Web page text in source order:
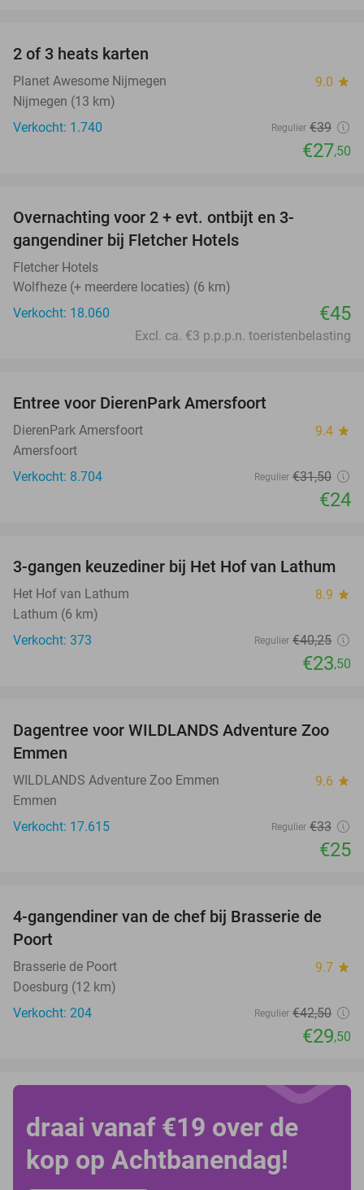
2 of 3 heats karten
Planet Awesome Nijmegen 9.0 star
Nijmegen (13 km)
Verkocht: 1.740
Regulier €39
€27,50
Overnachting voor 2 + evt. ontbijt en 3-
gangendiner bij Fletcher Hotels
Fletcher Hotels
Wolfheze (+ meerdere locaties) (6 km)
Verkocht: 18.060
€45
Excl. ca. €3 p.p.p.n. toeristenbelasting
Entree voor DierenPark Amersfoort
DierenPark Amersfoort 9.4 star
Amersfoort
Verkocht: 8.704
Regulier €31,50
€24
42%
3-gangen keuzediner bij Het Hof van Lathum
Het Hof van Lathum 8.9 star
Lathum (6 km)
Verkocht: 373
Regulier €40,25
€23,50
24%
Dagentree voor WILDLANDS Adventure Zoo
Emmen
WILDLANDS Adventure Zoo Emmen 9.6 star
Emmen
Verkocht: 17.615
Regulier €33
€25
31%
4-gangendiner van de chef bij Brasserie de
Poort
Brasserie de Poort 9.7 star
Doesburg (12 km)
Verkocht: 204
Regulier €42,50
€29,50
draai vanaf €19 over de
kop op Achtbanendag!